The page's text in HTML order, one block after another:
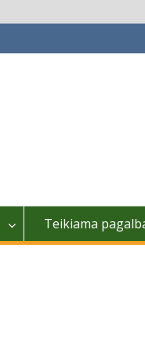
Teikiama